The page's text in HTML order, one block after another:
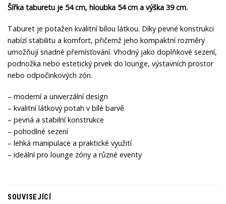
Šířka taburetu je 54 cm, hloubka 54 cm a výška 39 cm.
Taburet je potažen kvalitní bílou látkou. Díky pevné konstrukci
nabízí stabilitu a komfort, přičemž jeho kompaktní rozměry
umožňují snadné přemísťování. Vhodný jako doplňkové sezení,
podnožka nebo estetický prvek do lounge, výstavních prostor
nebo odpočinkových zón.
– moderní a univerzální design
– kvalitní látkový potah v bílé barvě
– pevná a stabilní konstrukce
– pohodlné sezení
– lehká manipulace a praktické využití
– ideální pro lounge zóny a různé eventy
SOUVISEJÍCÍ